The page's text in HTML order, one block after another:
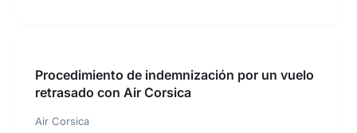
Procedimiento de indemnización por un vuelo
retrasado con Air Corsica
Air Corsica